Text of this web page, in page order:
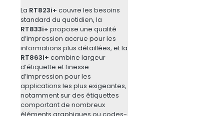
La RT823i+ couvre les besoins
standard du quotidien, la
RT833i+ propose une qualité
d’impression accrue pour les
informations plus détaillées, et la
RT863i+ combine largeur
d’étiquette et finesse
d’impression pour les
applications les plus exigeantes,
notamment sur des étiquettes
comportant de nombreux